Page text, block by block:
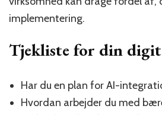
implementering.
Tjekliste for din
Har du en plan for AI-
Hvordan arbejder du med